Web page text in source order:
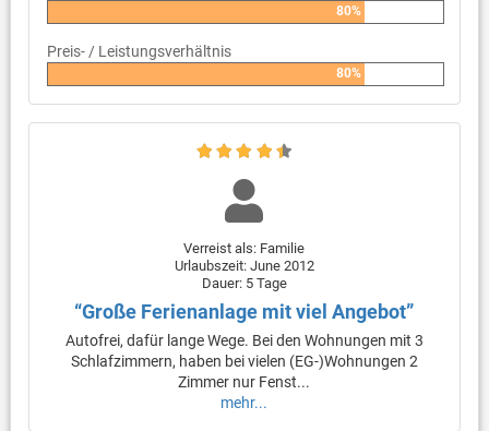
80%
Preis- / Leistungsverhältnis
80%
Verreist als: Familie
Urlaubszeit: June 2012
Dauer: 5 Tage
“Große Ferienanlage mit viel Angebot”
Autofrei, dafür lange Wege. Bei den Wohnungen mit 3
Schlafzimmern, haben bei vielen (EG-)Wohnungen 2
Zimmer nur Fenst...
mehr...